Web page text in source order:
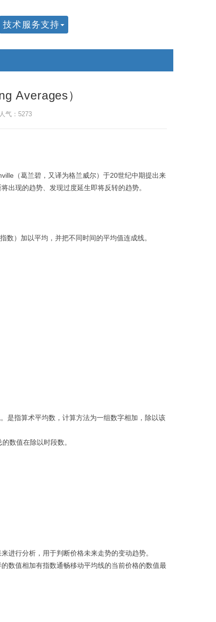
技术服务支持
Averages）
：5273
（葛兰碧，又译为格兰威尔）于20世纪中期提出来
出现的趋势、发现过度延生即将反转的趋势。
）加以平均，并把不同时间的平均值连成线。
是指算术平均数，计算方法为一组数字相加，除以该
数值在除以时段数。
进行分析，用于判断价格未来走势的变动趋势。
数值相加有指数通畅移动平均线的当前价格的数值最